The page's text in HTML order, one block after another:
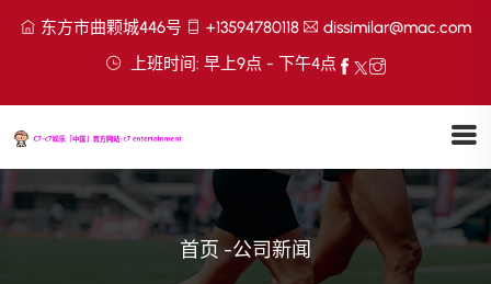
东方市曲颗城446号 +13594780118
dissimilar@mac.com
上班时间: 早上9点 - 下午4点
首页 -公司新闻